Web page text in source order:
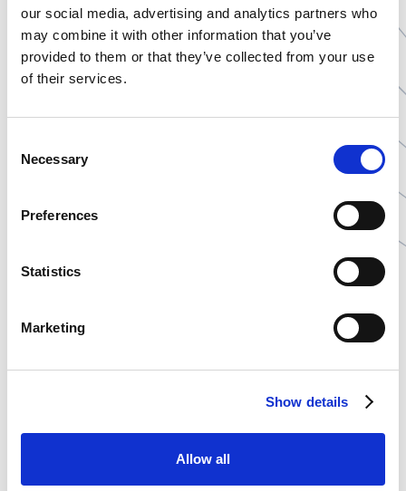
our social media, advertising and analytics partners who
may combine it with other information that you’ve
provided to them or that they’ve collected from your use
of their services.
Selection
Necessary
Preferences
Statistics
Marketing
Show details
Allow all
płatności. Ważne jest również, aby umowa była przejrzysta
i zawierała wszystkie istotne zapisy dotyczące kosztów
dodatkowych, takich jak opłaty za przechowywanie czy
transport.
kontraktowego suplementów diety to decyzja, która
wymaga starannego rozważenia wielu czynników. Jakość
produktów, doświadczenie i reputacja firmy, możliwości
współpracy to kluczowe kryteria, które powinny być brane
pod uwagę. Dokładna analiza tych aspektów pozwoli na
FAQ
producenta kontraktowego suplementów
diety?
Warto zwrócić uwagę na jakość produktów,
doświadczenie producenta, możliwości technologiczne